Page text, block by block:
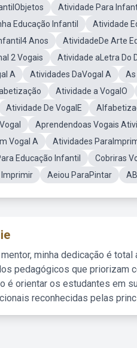
Atividade Para
Educação Infantil
Atividade
Anos
AtividadeDe Arte
2 Vogais
Atividade aLetra Do
A
Atividades DaVogal A As
Atividade a VogalO
Atividade De VogalE
Aprendendoas Vogais
Vogal A
Atividades
Educação Infantil
Cobriras
Imprimir
Aeiou ParaPintar
minha dedicação é
pedagógicos que priorizam
é orientar os estudantes em
reconhecidas pelas